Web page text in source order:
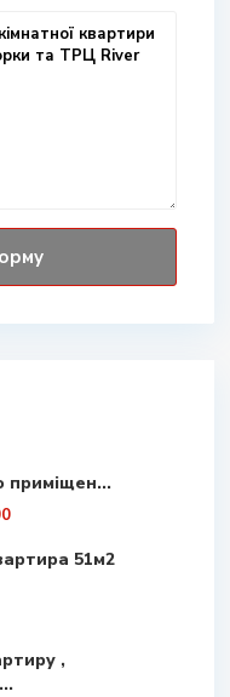
приміщен...
51м2
,